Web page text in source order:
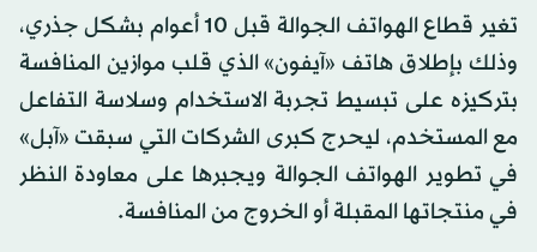
تغير قطاع الهواتف الجوالة قبل 10 أعوام بشكل جذري،
وذلك بإطلاق هاتف «آيفون» الذي قلب موازين المنافسة
بتركيزه على تبسيط تجربة الاستخدام وسلاسة التفاعل
مع المستخدم، ليحرج كبرى الشركات التي سبقت «آبل»
في تطوير الهواتف الجوالة ويجبرها على معاودة النظر
في منتجاتها المقبلة أو الخروج من المنافسة.